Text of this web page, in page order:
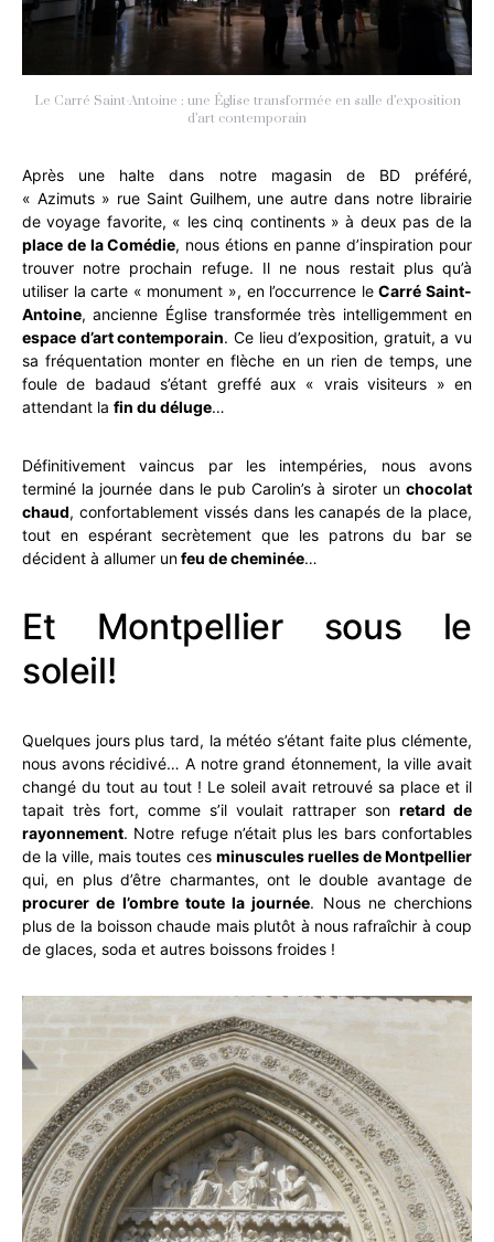
Le Carré Saint-Antoine : une Église transformée en salle d’exposition
d’art contemporain
Après une halte dans notre magasin de BD préféré,
« Azimuts » rue Saint Guilhem, une autre dans notre librairie
de voyage favorite, « les cinq continents » à deux pas de la
place de la Comédie, nous étions en panne d’inspiration pour
trouver notre prochain refuge. Il ne nous restait plus qu’à
utiliser la carte « monument », en l’occurrence leCarré Saint-
Antoine, ancienne Église transformée très intelligemment en
espace d’art contemporain. Ce lieu d’exposition, gratuit, a vu
sa fréquentation monter en flèche en un rien de temps, une
foule de badaud s’étant greffé aux « vrais visiteurs » en
attendant la fin du déluge…
Définitivement vaincus par les intempéries, nous avons
terminé la journée dans le pub Carolin’s à siroter un chocolat
chaud, confortablement vissés dans les canapés de la place,
tout en espérant secrètement que les patrons du bar se
décident à allumer unfeu de cheminée…
Et Montpellier sous le
soleil!
Quelques jours plus tard, la météo s’étant faite plus clémente,
nous avons récidivé… A notre grand étonnement, la ville avait
changé du tout au tout ! Le soleil avait retrouvé sa place et il
tapait très fort, comme s’il voulait rattraper son retard de
rayonnement. Notre refuge n’était plus les bars confortables
de la ville, mais toutes ces minuscules ruelles de Montpellier
qui, en plus d’être charmantes, ont le double avantage de
procurer de l’ombre toute la journée. Nous ne cherchions
plus de la boisson chaude mais plutôt à nous rafraîchir à coup
de glaces, soda et autres boissons froides !